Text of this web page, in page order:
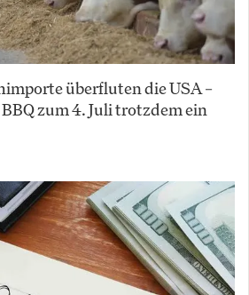
überfluten die USA –
zum 4. Juli trotzdem ein